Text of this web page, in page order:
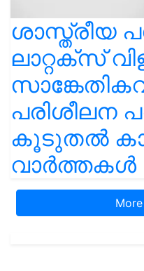
ശാസ്ത്രീയ
ലാറ്റക്സ്
പരിശീലന
കൂടുതൽ
വാർത്തകൾ